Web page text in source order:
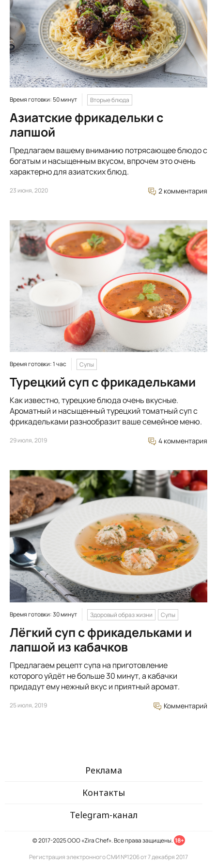
Время готовки: 50 минут Вторые блюда
Азиатские фрикадельки с
лапшой
Предлагаем вашему вниманию потрясающее блюдо с
богатым и насыщенным вкусом, впрочем это очень
характерно для азиатских блюд.
23 июня, 2020 2 комментария
Время готовки: 1 час Супы
Турецкий суп с фрикадельками
Как известно, турецкие блюда очень вкусные.
Ароматный и насыщенный турецкий томатный суп с
фрикадельками разнообразит ваше семейное меню.
29 июля, 2019 4 комментария
Время готовки: 30 минут Здоровый образ жизни Супы
Лёгкий суп с фрикадельками и
лапшой из кабачков
Предлагаем рецепт супа на приготовление
которого уйдёт не больше 30 минут, а кабачки
придадут ему нежный вкус и приятный аромат.
25 июля, 2019 Комментарий
Реклама
Контакты
Telegram-канал
© 2017-2025 ООО «Zira Chef». Все права защищены. 18+
Регистрация электронного СМИ №1206 от 7 декабря 2017